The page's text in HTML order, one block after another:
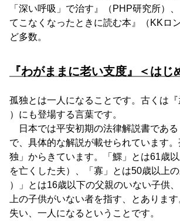
「深い呼吸」で治す』（PHP研究所）
てこなくなったときに読む本』（KKロ
ど多数。
『わがままに老い支度』＜はじ
孤独とは一人になることです。古くは
）にも登場する言葉です。
日本では平安初期の法律解説書である
で、具体的な解説が載せられています
独」からきています。「鰥」とは61歳
を亡くした夫）、「寡」とは50歳以上
）」とは16歳以下の父親のいない子供
上の子供がいない者を指す、とありま
失い、一人になるということです。